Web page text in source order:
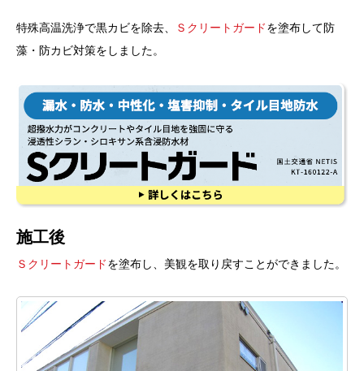
特殊高温洗浄で黒カビを除去、 Ｓクリートガードを塗布して防
藻・防カビ対策をしました。
施工後
Ｓクリートガードを塗布し、美観を取り戻すことができました。